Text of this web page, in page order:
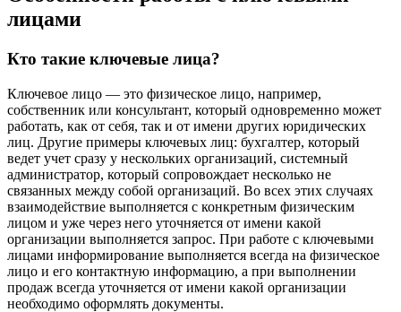
лицами
Кто такие ключевые лица?
Ключевое лицо — это физическое лицо, например,
собственник или консультант, который одновременно может
работать, как от себя, так и от имени других юридических
лиц. Другие примеры ключевых лиц: бухгалтер, который
ведет учет сразу у нескольких организаций, системный
администратор, который сопровождает несколько не
связанных между собой организаций. Во всех этих случаях
взаимодействие выполняется с конкретным физическим
лицом и уже через него уточняется от имени какой
организации выполняется запрос. При работе с ключевыми
лицами информирование выполняется всегда на физическое
лицо и его контактную информацию, а при выполнении
продаж всегда уточняется от имени какой организации
необходимо оформлять документы.